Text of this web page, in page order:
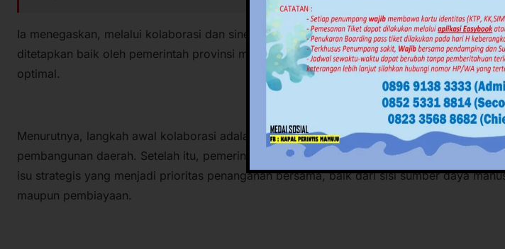
Ia menegaskan, melalui kolaborasi dan sinergi program, target-target pembangunan yang
ditetapkan baik oleh pemerintah provinsi maupun kabupaten diharapkan dapat tercapai
optimal.
Menurutnya, langkah awal kolaborasi adalah menyatukan persepsi terhadap permasalahan
pembangunan daerah. Setelah itu, pemerintah provinsi dan kabupaten dapat menentukan
isu strategis yang menjadi prioritas penanganan bersama, baik dari sisi sumber daya
maupun pembiayaan.